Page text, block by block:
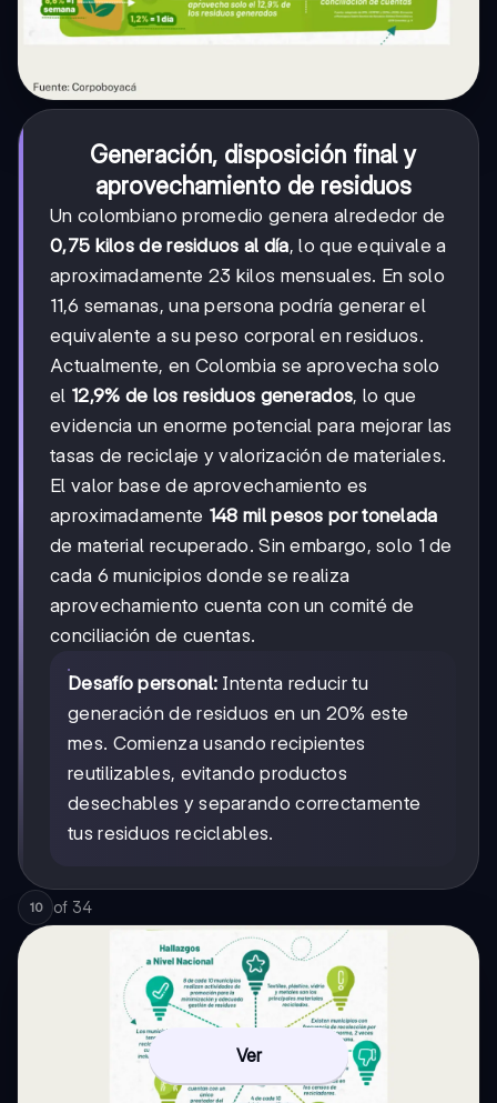
Generación, disposición final y
aprovechamiento de residuos
Un colombiano promedio genera alrededor de
0,75 kilos de residuos al día, lo que equivale a
aproximadamente 23 kilos mensuales. En solo
11,6 semanas, una persona podría generar el
equivalente a su peso corporal en residuos.
Actualmente, en Colombia se aprovecha solo
el 12,9% de los residuos generados, lo que
evidencia un enorme potencial para mejorar las
tasas de reciclaje y valorización de materiales.
El valor base de aprovechamiento es
aproximadamente 148 mil pesos por tonelada
de material recuperado. Sin embargo, solo 1 de
cada 6 municipios donde se realiza
aprovechamiento cuenta con un comité de
conciliación de cuentas.
Desafío personal: Intenta reducir tu
generación de residuos en un 20% este
mes. Comienza usando recipientes
reutilizables, evitando productos
desechables y separando correctamente
tus residuos reciclables.
10 of 34
Ver